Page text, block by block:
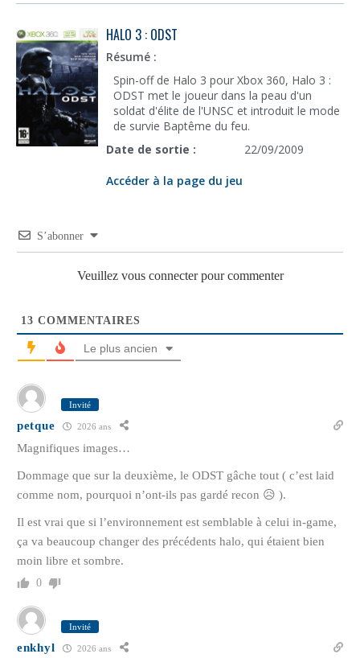
HALO 3 : ODST
Résumé :
Spin-off de Halo 3 pour Xbox 360, Halo 3 :
ODST met le joueur dans la peau d'un
soldat d'élite de l'UNSC et introduit le mode
de survie Baptême du feu.
Date de sortie :
22/09/2009
Accéder à la page du jeu
S’abonner
Veuillez vous connecter pour commenter
13 COMMENTAIRES
Le plus ancien
Invité
petque 2026 ans
Magnifiques images…
Dommage que sur la deuxième, le ODST gâche tout ( c’est laid
comme nom, pourquoi n’ont-ils pas gardé recon 😥 ).
Il est vrai que si l’environnement est semblable à celui in-game,
ça va beaucoup changer des précédents halo, qui étaient bien
moin libre et sombre.
0
Invité
enkhyl 2026 ans